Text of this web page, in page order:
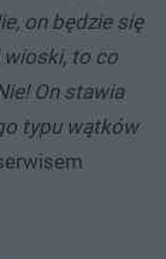
on będzie się
wioski, to co
On stawia
typu wątków